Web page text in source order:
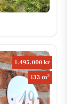
1.495.000 kr
133 m2